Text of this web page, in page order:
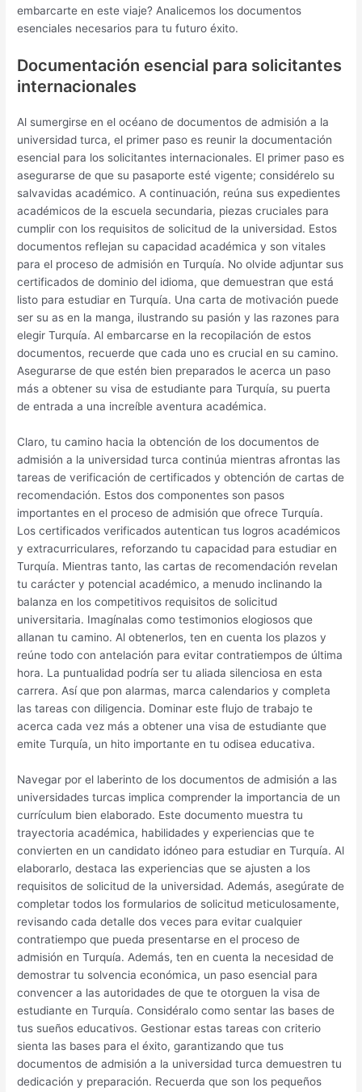
embarcarte en este viaje? Analicemos los documentos
esenciales necesarios para tu futuro éxito.
Documentación esencial para solicitantes
internacionales
Al sumergirse en el océano de documentos de admisión a la
universidad turca, el primer paso es reunir la documentación
esencial para los solicitantes internacionales. El primer paso es
asegurarse de que su pasaporte esté vigente; considérelo su
salvavidas académico. A continuación, reúna sus expedientes
académicos de la escuela secundaria, piezas cruciales para
cumplir con los requisitos de solicitud de la universidad. Estos
documentos reflejan su capacidad académica y son vitales
para el proceso de admisión en Turquía. No olvide adjuntar sus
certificados de dominio del idioma, que demuestran que está
listo para estudiar en Turquía. Una carta de motivación puede
ser su as en la manga, ilustrando su pasión y las razones para
elegir Turquía. Al embarcarse en la recopilación de estos
documentos, recuerde que cada uno es crucial en su camino.
Asegurarse de que estén bien preparados le acerca un paso
más a obtener su visa de estudiante para Turquía, su puerta
de entrada a una increíble aventura académica.
Claro, tu camino hacia la obtención de los documentos de
admisión a la universidad turca continúa mientras afrontas las
tareas de verificación de certificados y obtención de cartas de
recomendación. Estos dos componentes son pasos
importantes en el proceso de admisión que ofrece Turquía.
Los certificados verificados autentican tus logros académicos
y extracurriculares, reforzando tu capacidad para estudiar en
Turquía. Mientras tanto, las cartas de recomendación revelan
tu carácter y potencial académico, a menudo inclinando la
balanza en los competitivos requisitos de solicitud
universitaria. Imagínalas como testimonios elogiosos que
allanan tu camino. Al obtenerlos, ten en cuenta los plazos y
reúne todo con antelación para evitar contratiempos de última
hora. La puntualidad podría ser tu aliada silenciosa en esta
carrera. Así que pon alarmas, marca calendarios y completa
las tareas con diligencia. Dominar este flujo de trabajo te
acerca cada vez más a obtener una visa de estudiante que
emite Turquía, un hito importante en tu odisea educativa.
Navegar por el laberinto de los documentos de admisión a las
universidades turcas implica comprender la importancia de un
currículum bien elaborado. Este documento muestra tu
trayectoria académica, habilidades y experiencias que te
convierten en un candidato idóneo para estudiar en Turquía. Al
elaborarlo, destaca las experiencias que se ajusten a los
requisitos de solicitud de la universidad. Además, asegúrate de
completar todos los formularios de solicitud meticulosamente,
revisando cada detalle dos veces para evitar cualquier
contratiempo que pueda presentarse en el proceso de
admisión en Turquía. Además, ten en cuenta la necesidad de
demostrar tu solvencia económica, un paso esencial para
convencer a las autoridades de que te otorguen la visa de
estudiante en Turquía. Considéralo como sentar las bases de
tus sueños educativos. Gestionar estas tareas con criterio
sienta las bases para el éxito, garantizando que tus
documentos de admisión a la universidad turca demuestren tu
dedicación y preparación. Recuerda que son los pequeños